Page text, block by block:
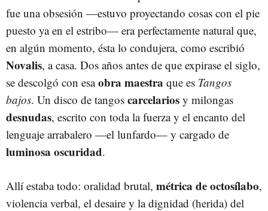
fue una obsesión —estuvo proyectando cosas con el pie
puesto ya en el estribo— era perfectamente natural que,
en algún momento, ésta lo condujera, como escribió
Novalis, a casa. Dos años antes de que expirase el siglo,
se descolgó con esaobra maestra que es Tangos
bajos. Un disco de tangos carcelarios y milongas
desnudas, escrito con toda la fuerza y el encanto del
lenguaje arrabalero —el lunfardo— y cargado de
luminosa oscuridad.
Allí estaba todo: oralidad brutal, métrica de octosílabo,
violencia verbal, el desaire y la dignidad (herida) del